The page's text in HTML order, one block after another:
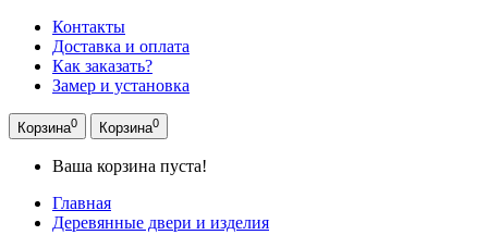
Контакты
Доставка и оплата
Как заказать?
Замер и установка
Корзина0 Корзина0
Ваша корзина пуста!
Главная
Деревянные двери и изделия